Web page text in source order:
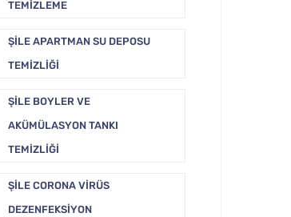
TEMIZLEME
ŞILE APARTMAN SU DEPOSU
TEMIZLIĞI
ŞILE BOYLER VE
AKÜMÜLASYON TANKI
TEMIZLIĞI
ŞILE CORONA VIRÜS
DEZENFEKSIYON